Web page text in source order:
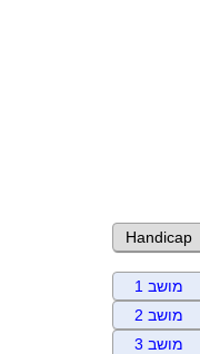
Handicap
מושב 1
מושב 2
מושב 3